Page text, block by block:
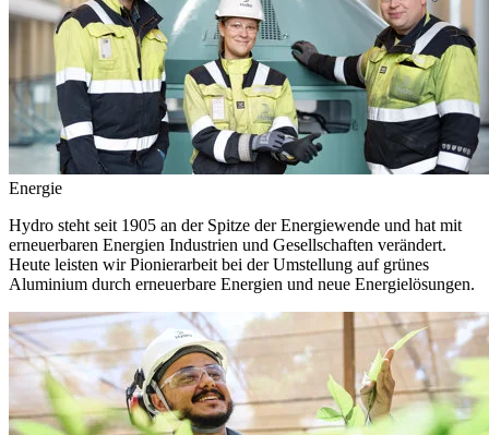
Energie
Hydro steht seit 1905 an der Spitze der Energiewende und hat mit
erneuerbaren Energien Industrien und Gesellschaften verändert.
Heute leisten wir Pionierarbeit bei der Umstellung auf grünes
Aluminium durch erneuerbare Energien und neue Energielösungen.